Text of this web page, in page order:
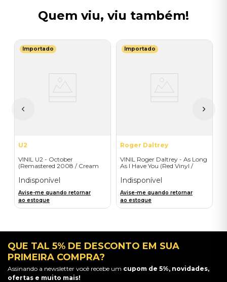
Quem viu, viu também!
Importado
U2
VINIL U2 - October
(Remastered 2008 / Cream
Indisponível
Avise-me quando retornar
ao estoque
Importado
Roger Daltrey
VINIL Roger Daltrey - As Long
As I Have You (Red Vinyl /
Indisponível
Avise-me quando retornar
ao estoque
QUE TAL 5% DE DESCONTO EM SUA
PRIMEIRA COMPRA?
Assinando a newsletter você recebe um cupom de 5%, novidades,
ofertas e muito mais!